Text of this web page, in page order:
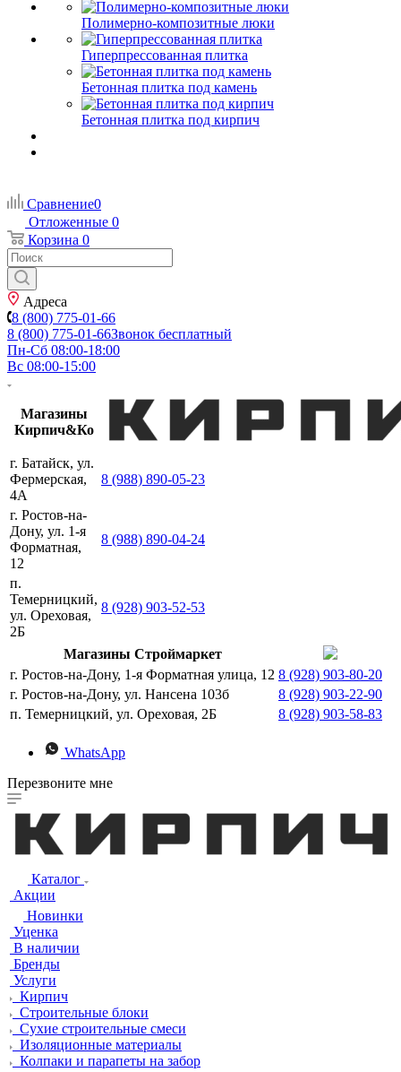
Полимерно-композитные люки
Гиперпрессованная плитка
Бетонная плитка под камень
Бетонная плитка под кирпич
Сравнение0
Отложенные 0
Корзина 0
Адреса
8 (800) 775-01-66
8 (800) 775-01-66Звонок бесплатный
Пн-Сб 08:00-18:00
Вс 08:00-15:00
Магазины
Кирпич&Ко
г. Батайск, ул.
Фермерская,
4А
8 (988) 890-05-23
г. Ростов-на-
Дону, ул. 1-я
Форматная,
12
8 (988) 890-04-24
п.
Темерницкий,
ул. Ореховая,
2Б
8 (928) 903-52-53
Магазины Строймаркет
г. Ростов-на-Дону, 1-я Форматная улица, 12 8 (928) 903-80-20
г. Ростов-на-Дону, ул. Нансена 103б
8 (928) 903-22-90
п. Темерницкий, ул. Ореховая, 2Б
8 (928) 903-58-83
WhatsApp
Перезвоните мне
Каталог
Акции
Новинки
Уценка
В наличии
Бренды
Услуги
Кирпич
Строительные блоки
Сухие строительные смеси
Изоляционные материалы
Колпаки и парапеты на забор